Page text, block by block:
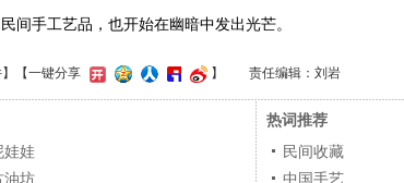
手工艺品，也开始在幽暗中发出光芒。
】 【一键分享 】 责任编辑：刘岩
娃娃
油坊
热词推荐
民间收藏
中国手艺